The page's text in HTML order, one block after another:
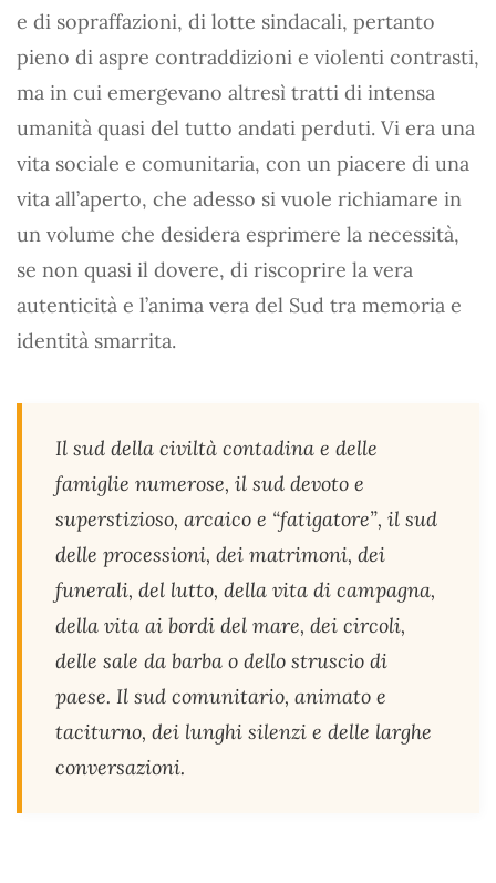
e di sopraffazioni, di lotte sindacali, pertanto
pieno di aspre contraddizioni e violenti contrasti,
ma in cui emergevano altresì tratti di intensa
umanità quasi del tutto andati perduti. Vi era una
vita sociale e comunitaria, con un piacere di una
vita all’aperto, che adesso si vuole richiamare in
un volume che desidera esprimere la necessità,
se non quasi il dovere, di riscoprire la vera
autenticità e l’anima vera del Sud tra memoria e
identità smarrita.
Il sud della civiltà contadina e delle
famiglie numerose, il sud devoto e
superstizioso, arcaico e “fatigatore”, il sud
delle processioni, dei matrimoni, dei
funerali, del lutto, della vita di campagna,
della vita ai bordi del mare, dei circoli,
delle sale da barba o dello struscio di
paese. Il sud comunitario, animato e
taciturno, dei lunghi silenzi e delle larghe
conversazioni.